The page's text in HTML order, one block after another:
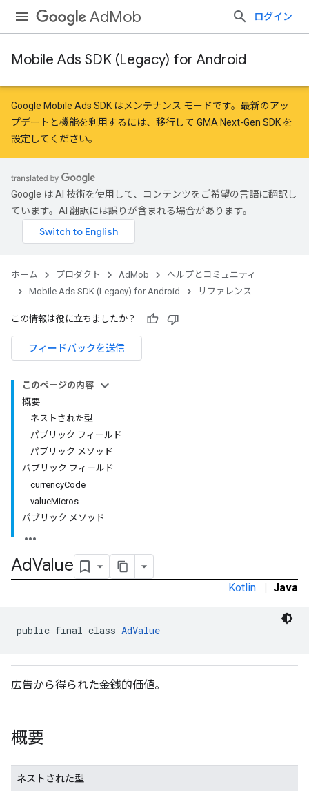
AdMob ログイン
Mobile Ads SDK (Legacy) for Android
Google Mobile Ads SDK はメンテナンス モードです。最新のアッ
プデートと機能を利用するには、 移行して GMA Next-Gen SDK を
設定 してください。
Google は AI 技術を使用して、コンテンツをご希望の言語に翻訳し
ています。AI 翻訳には誤りが含まれる場合があります。
ホーム プロダクト AdMob
ヘルプとコミュニティ
Mobile Ads SDK (Legacy) for Android
リファレンス
この情報は役に立ちましたか？
フィードバックを送信
このページの内容
概要
ネストされた型
パブリック フィールド
パブリック メソッド
パブリック フィールド
currencyCode
valueMicros
パブリック メソッド
AdValue
Kotlin | Java
public final class AdValue
広告から得られた金銭的価値。
概要
ネストされた型